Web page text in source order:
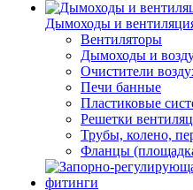
Дымоходы и
Вентиляторы
Дымоходы и
Очистители
Печи банные
Пластиковые
Решетки
Трубы, колено,
Фланцы